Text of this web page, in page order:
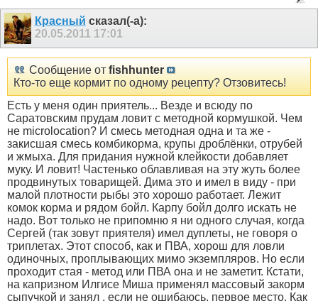
Красный сказал(-а):
20.05.2011 17:01
Сообщение от fishhunter
Кто-то еще кормит по одному рецепту? Отзовитесь!
Есть у меня один приятель... Везде и всюду по
Саратовским прудам ловит с методной кормушкой. Чем
не microlocation? И смесь методная одна и та же -
закисшая смесь комбикорма, крупы дроблёнки, отрубей
и жмыха. Для придания нужной клейкости добавляет
муку. И ловит! Частенько облавливая на эту жуть более
продвинутых товарищей. Дима это и имел в виду - при
малой плотности рыбы это хорошо работает. Лежит
комок корма и рядом бойл. Карпу бойл долго искать не
надо. Вот только не припомню я ни одного случая, когда
Сергей (так зовут приятеля) имел дуплеты, не говоря о
триплетах. Этот способ, как и ПВА, хорош для ловли
одиночных, проплывающих мимо экземпляров. Но если
проходит стая - метод или ПВА она и не заметит. Кстати,
на капризном Илгисе Миша применял массовый закорм
сыпучкой и занял , если не ошибаюсь, первое место. Как